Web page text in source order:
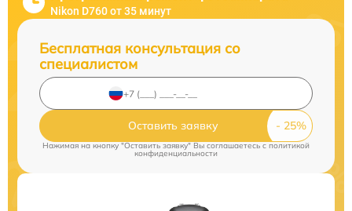
Nikon D760 от 35 минут
Бесплатная консультация со
специалистом
Оставить заявку
Нажимая на кнопку "Оставить заявку" Вы соглашаетесь cполитикой
конфиденциальности